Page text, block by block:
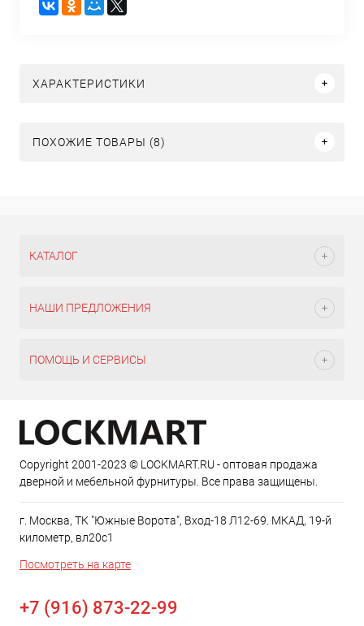
ХАРАКТЕРИСТИКИ
ПОХОЖИЕ ТОВАРЫ (8)
КАТАЛОГ
НАШИ ПРЕДЛОЖЕНИЯ
ПОМОЩЬ И СЕРВИСЫ
Copyright 2001-2023 © LOCKMART.RU - оптовая продажа
дверной и мебельной фурнитуры. Все права защищены.
г. Москва, ТК "Южные Ворота", Вход-18 Л12-69. МКАД, 19-й
километр, вл20с1
Посмотреть на карте
+7 (916) 873-22-99